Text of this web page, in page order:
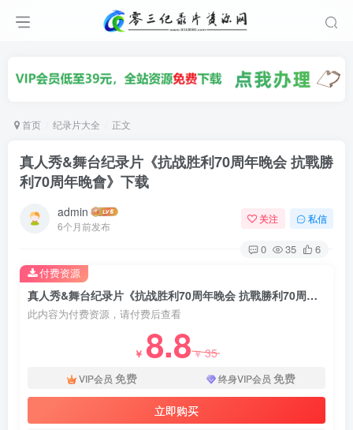
首页 纪录片大全 正文
真人秀&舞台纪录片《抗战胜利70周年晚会 抗戰勝
利70周年晚會》下载
admin
6个月前发布
关注 私信
0 35 6
真人秀&舞台纪录片《抗战胜利70周年晚会 抗戰勝利70周年晚會》下载
此内容为付费资源，请付费后查看
￥ 8.8￥35
VIP会员 免费 终身VIP会员 免费
立即购买
付费资源